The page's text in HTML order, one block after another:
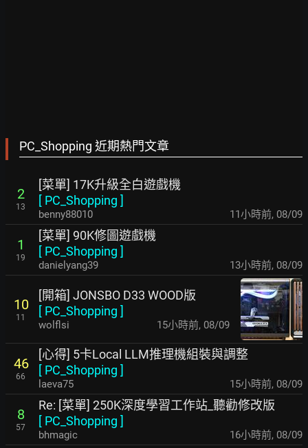
PC_Shopping 近期熱門文章
2
13
[菜單] 17K升級全白遊戲機
[ PC_Shopping ]
benny88010 11小時前, 08/09
1
19
[菜單] 90K修圖遊戲機
[ PC_Shopping ]
danielyang39 13小時前, 08/09
10
11
[開箱] JONSBO D33 WOOD版
[ PC_Shopping ]
wolflsi 15小時前, 08/09
46
66
[心得] 5卡Local LLM推理機組裝與調整
[ PC_Shopping ]
laeva75 15小時前, 08/09
8
57
Re: [菜單] 250K深度學習工作站_聽勸修改版
[ PC_Shopping ]
bhmagic 16小時前, 08/09